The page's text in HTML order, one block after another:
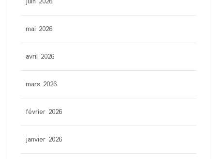
mai 2026
avril 2026
mars 2026
février 2026
janvier 2026